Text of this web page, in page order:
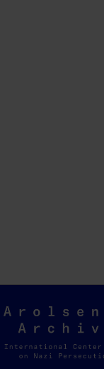
Arolsen
Archives